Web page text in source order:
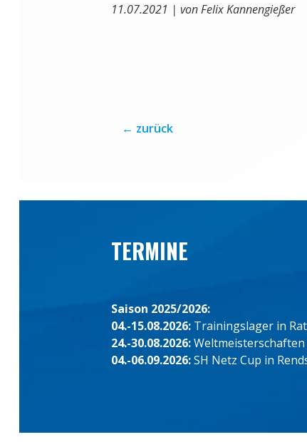
11.07.2021 | von Felix Kannengießer
← zurück
TERMINE
Saison 2025/2026:
04.-15.08.2026: Trainingslager in
24.-30.08.2026:Weltmeisterschaften
04.-06.09.2026:SH Netz Cup in